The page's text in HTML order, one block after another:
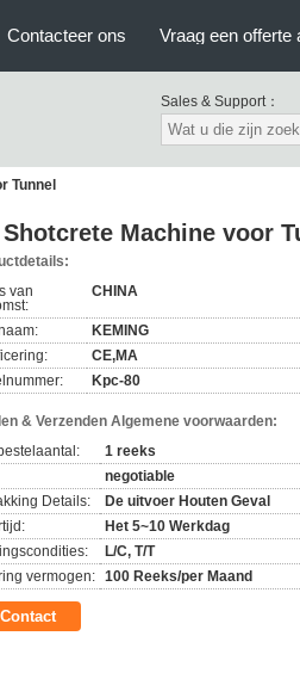
Contacteer ons Vraag een offerte
Sales & Support：
Tunnel
Machine voor
van
CHINA
KEMING
CE,MA
Kpc-80
& Verzenden Algemene voorwaarden:
1 reeks
negotiable
Details:
De uitvoer Houten Geval
Het 5~10 Werkdag
L/C, T/T
vermogen: 100 Reeks/per Maand
Contact